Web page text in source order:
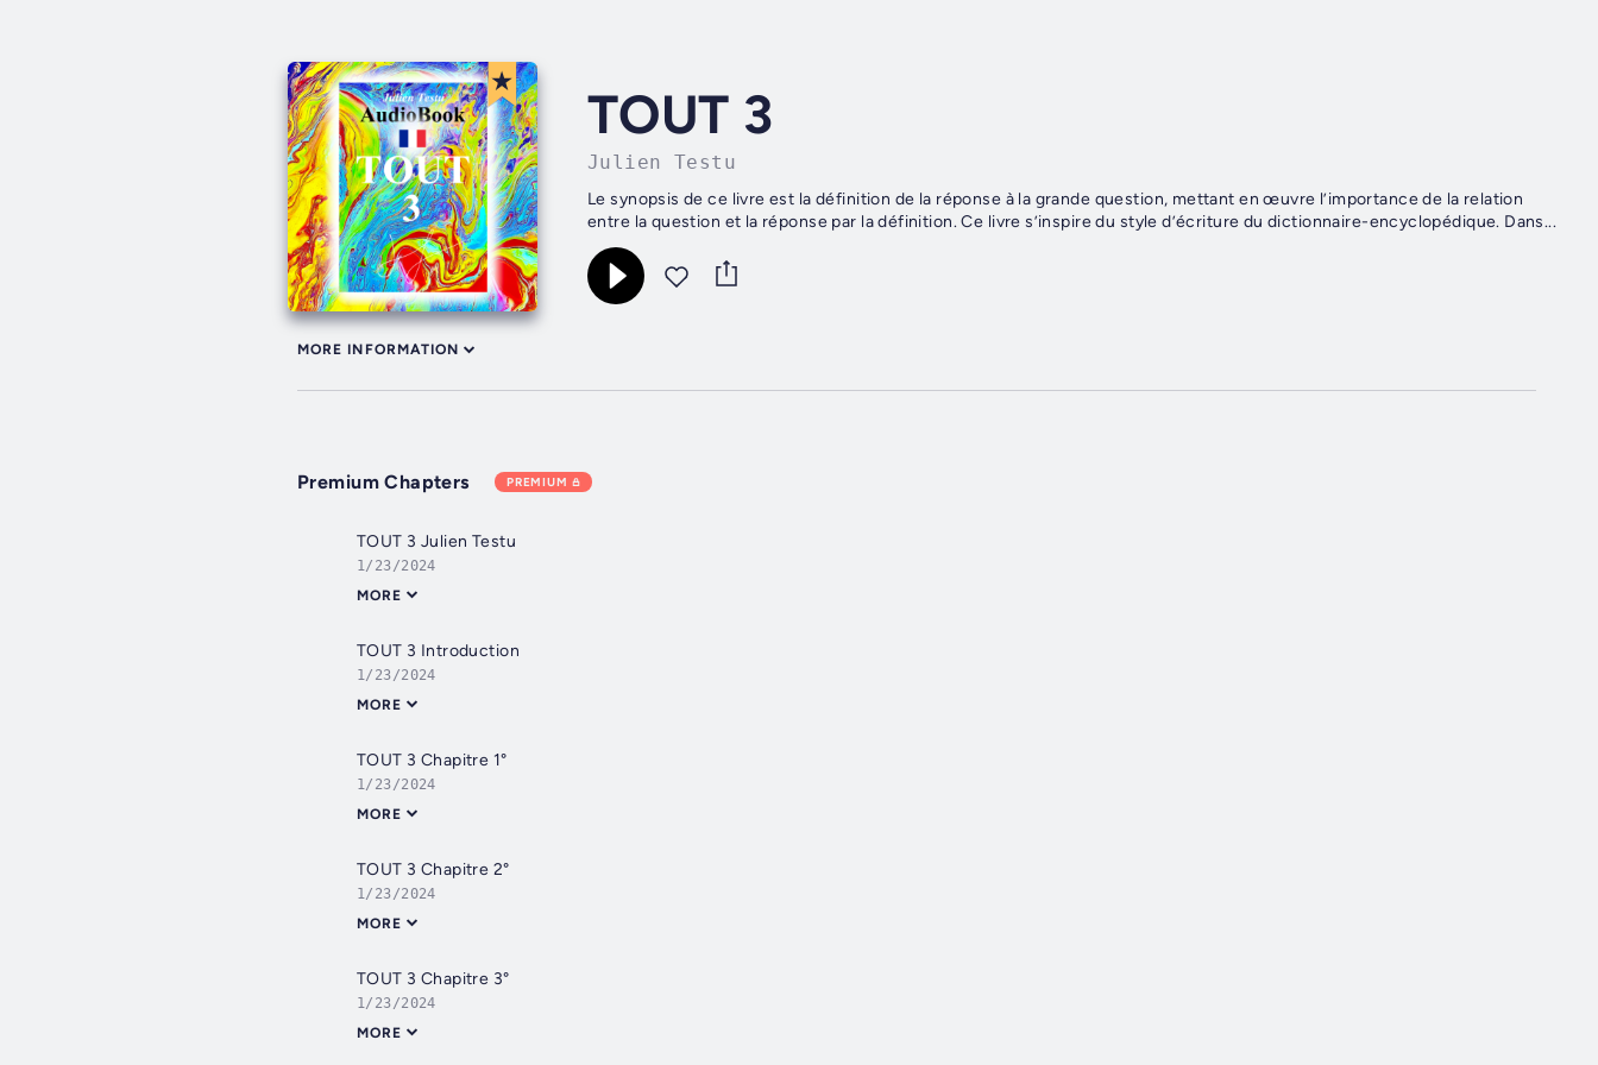
TOUT 3
Julien Testu
Le synopsis de ce livre est la définition de la réponse à la grande question, mettant en œuvre l’importance de la relation
entre la question et la réponse par la définition. Ce livre s’inspire du style d’écriture du dictionnaire-encyclopédique. Dans...
MORE INFORMATION
Premium Chapters PREMIUM
TOUT 3 Julien Testu
1/23/2024
MORE
TOUT 3 Introduction
1/23/2024
MORE
TOUT 3 Chapitre 1°
1/23/2024
MORE
TOUT 3 Chapitre 2°
1/23/2024
MORE
TOUT 3 Chapitre 3°
1/23/2024
MORE